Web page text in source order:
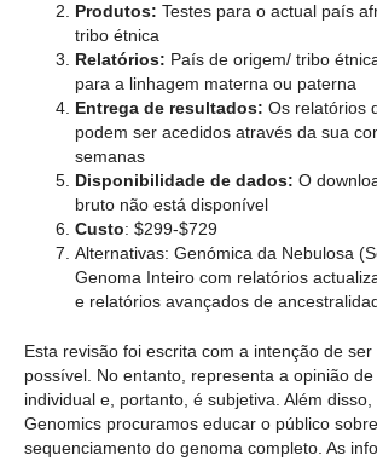
Produtos: Testes para o actual país
tribo étnica
Relatórios: País de origem/ tribo
para a linhagem materna ou paterna
Entrega de resultados: Os relatórios
podem ser acedidos através da sua
semanas
Disponibilidade de dados: O
bruto não está disponível
Custo: $299-$729
Alternativas: Genómica da Nebulosa
Genoma Inteiro com relatórios
e relatórios avançados de
Esta revisão foi escrita com a intenção de
possível. No entanto, representa a opinião
individual e, portanto, é subjetiva. Além disso,
Genomics procuramos educar o público
sequenciamento do genoma completo. As